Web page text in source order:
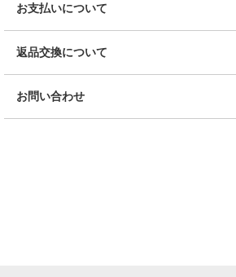
お支払いについて
返品交換について
お問い合わせ